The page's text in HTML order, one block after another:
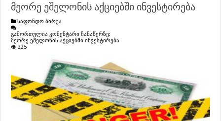
მეორე ეშელონის აქციებში ინვესტირება
საფონდო ბირჟა
გამორთულია კომენტარი ჩანაწერზე:
მეორე ეშელონის აქციებში ინვესტირება
225